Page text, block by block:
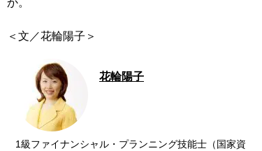
＜文／花輪陽子＞
花輪陽子
1級ファイナンシャル・プランニング技能士（国家資